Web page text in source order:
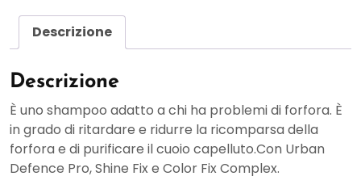
Descrizione
Descrizione
È uno shampoo adatto a chi ha problemi di forfora. È
in grado di ritardare e ridurre la ricomparsa della
forfora e di purificare il cuoio capelluto.Con Urban
Defence Pro, Shine Fix e Color Fix Complex.